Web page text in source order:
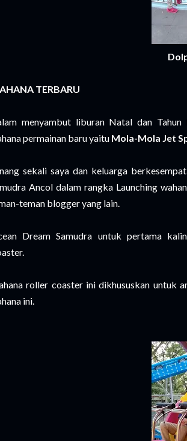
TERBARU
menyambut liburan Natal dan
permainan baru yaitu Mola-Mola Jet
sekali saya dan keluarga
Ancol dalam rangka Launching
teman blogger yang lain.
Dream Samudra untuk pertama
roller coaster ini dikhususkan untuk
ini.